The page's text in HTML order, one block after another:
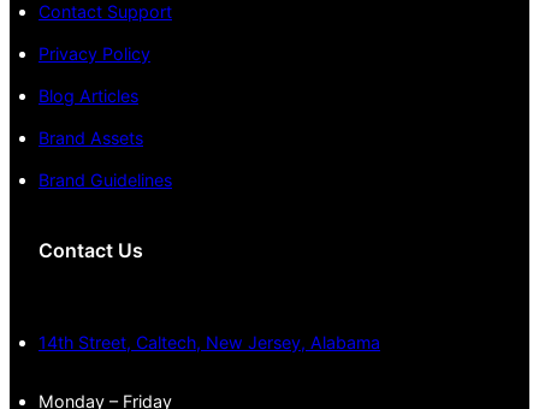
Contact Support
Privacy Policy
Blog Articles
Brand Assets
Brand Guidelines
Contact Us
14th Street, Caltech, New Jersey, Alabama
Monday – Friday